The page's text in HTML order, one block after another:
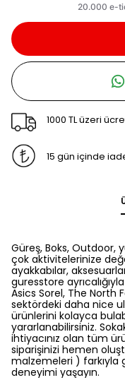
1000 TL üzeri
15 gün içinde
Güreş, Boks, Outdoor,
çok aktivitelerinize
ayakkabılar,
guresstore
Asics Sorel, The North
sektördeki daha nice
ürünlerini kolayca
yararlanabilirsiniz.
ihtiyacınız olan tüm
siparişinizi hemen
malzemeleri ) farkıyla
deneyimi yaşayın.